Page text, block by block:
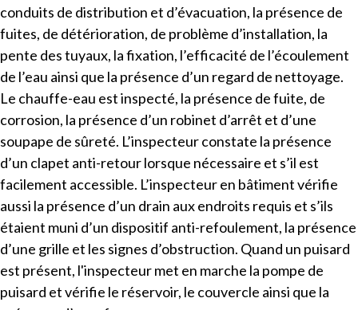
conduits de distribution et d’évacuation, la présence de
fuites, de détérioration, de problème d’installation, la
pente des tuyaux, la fixation, l’efficacité de l’écoulement
de l’eau ainsi que la présence d’un regard de nettoyage.
Le chauffe-eau est inspecté, la présence de fuite, de
corrosion, la présence d’un robinet d’arrêt et d’une
soupape de sûreté. L’inspecteur constate la présence
d’un clapet anti-retour lorsque nécessaire et s’il est
facilement accessible. L’inspecteur en bâtiment vérifie
aussi la présence d’un drain aux endroits requis et s’ils
étaient muni d’un dispositif anti-refoulement, la présence
d’une grille et les signes d’obstruction. Quand un puisard
est présent, l'inspecteur met en marche la pompe de
puisard et vérifie le réservoir, le couvercle ainsi que la